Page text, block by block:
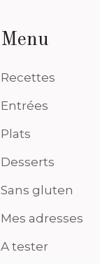
Menu
Recettes
Entrées
Plats
Desserts
Sans gluten
Mes adresses
A tester